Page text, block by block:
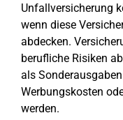
Unfallversicherung
wenn diese
abdecken.
berufliche Risiken
als
Werbungskosten
werden.